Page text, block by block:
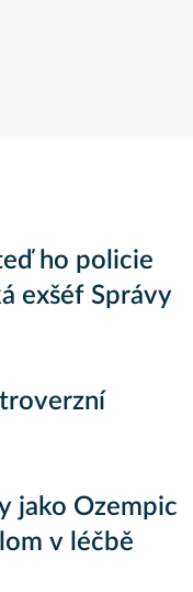
ho policie
exšéf Správy
jako Ozempic
v léčbě